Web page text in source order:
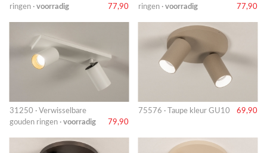
ringen · voorradig 77,90
ringen · voorradig 77,90
31250 · Verwisselbare
gouden ringen · voorradig 79,90
75576 · Taupe kleur GU10 69,90